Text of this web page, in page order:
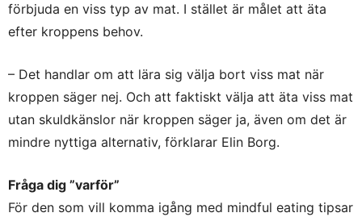
förbjuda en viss typ av mat. I stället är målet att äta
efter kroppens behov.
– Det handlar om att lära sig välja bort viss mat när
kroppen säger nej. Och att faktiskt välja att äta viss mat
utan skuldkänslor när kroppen säger ja, även om det är
mindre nyttiga alternativ, förklarar Elin Borg.
Fråga dig ”varför”
För den som vill komma igång med mindful eating tipsar